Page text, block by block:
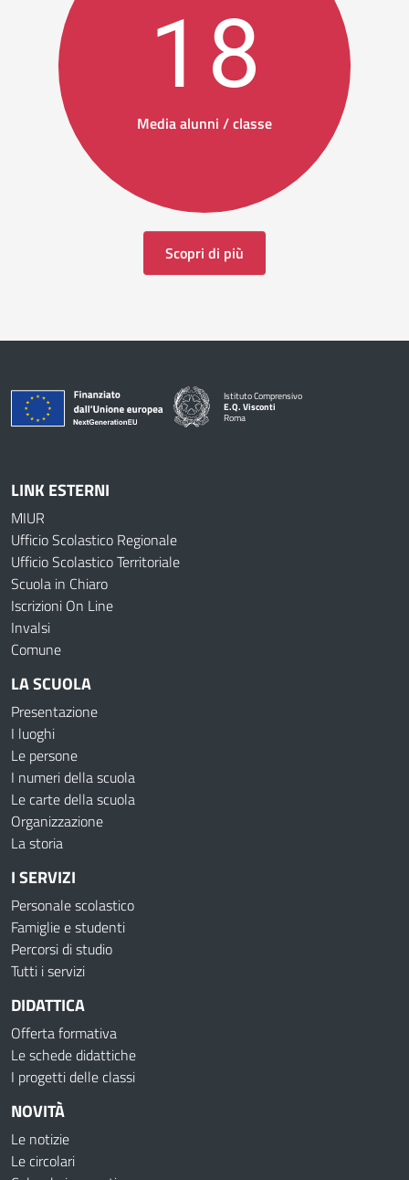
18
Media alunni / classe
Scopri di più
Istituto Comprensivo
E.Q. Visconti
Roma
LINK ESTERNI
MIUR
Ufficio Scolastico Regionale
Ufficio Scolastico Territoriale
Scuola in Chiaro
Iscrizioni On Line
Invalsi
Comune
LA SCUOLA
Presentazione
I luoghi
Le persone
I numeri della scuola
Le carte della scuola
Organizzazione
La storia
I SERVIZI
Personale scolastico
Famiglie e studenti
Percorsi di studio
Tutti i servizi
DIDATTICA
Offerta formativa
Le schede didattiche
I progetti delle classi
NOVITÀ
Le notizie
Le circolari